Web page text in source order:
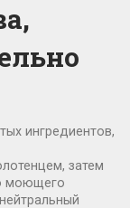
ингредиентов,
затем
моющего